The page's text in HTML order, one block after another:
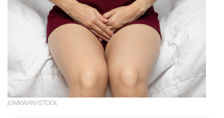
JOMKWAN/ISTOCK